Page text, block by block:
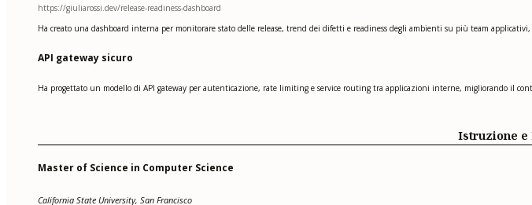
https://giuliarossi.dev/release-readiness-dashboard
Ha creato una dashboard interna per monitorare stato delle release, trend dei difetti e readiness degli ambienti su più team
API gateway sicuro
Ha progettato un modello di API gateway per autenticazione, rate limiting e service routing tra applicazioni interne, migliorando il
Istruzione e
Master of Science in Computer Science
California State University, San Francisco